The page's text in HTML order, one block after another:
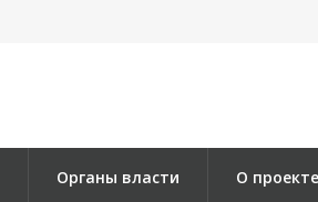
Органы власти О проекте